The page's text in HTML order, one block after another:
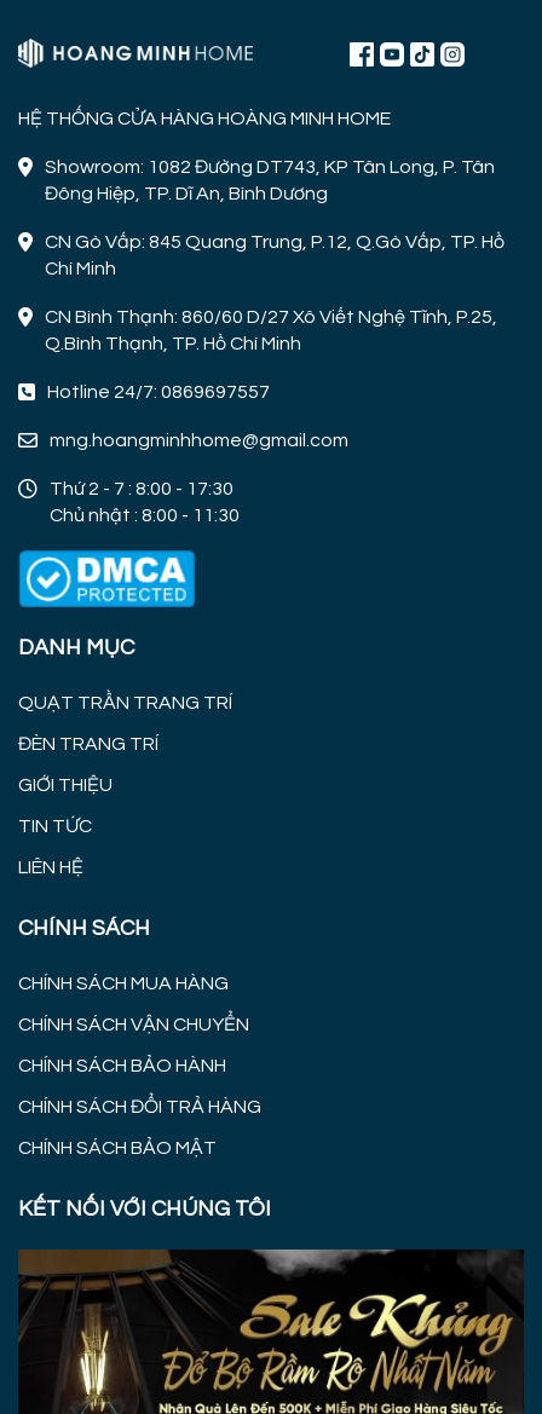
HỆ THỐNG CỬA HÀNG HOÀNG MINH HOME
Showroom: 1082 Đường DT743, KP Tân Long, P. Tân
Đông Hiệp, TP. Dĩ An, Bình Dương
CN Gò Vấp: 845 Quang Trung, P.12, Q.Gò Vấp, TP. Hồ
Chí Minh
CN Bình Thạnh: 860/60 D/27 Xô Viết Nghệ Tĩnh, P.25,
Q.Bình Thạnh, TP. Hồ Chí Minh
Hotline 24/7: 0869697557
mng.hoangminhhome@gmail.com
Thứ 2 - 7 : 8:00 - 17:30
Chủ nhật : 8:00 - 11:30
DANH MỤC
QUẠT TRẦN TRANG TRÍ
ĐÈN TRANG TRÍ
GIỚI THIỆU
TIN TỨC
LIÊN HỆ
CHÍNH SÁCH
CHÍNH SÁCH MUA HÀNG
CHÍNH SÁCH VẬN CHUYỂN
CHÍNH SÁCH BẢO HÀNH
CHÍNH SÁCH ĐỔI TRẢ HÀNG
CHÍNH SÁCH BẢO MẬT
KẾT NỐI VỚI CHÚNG TÔI